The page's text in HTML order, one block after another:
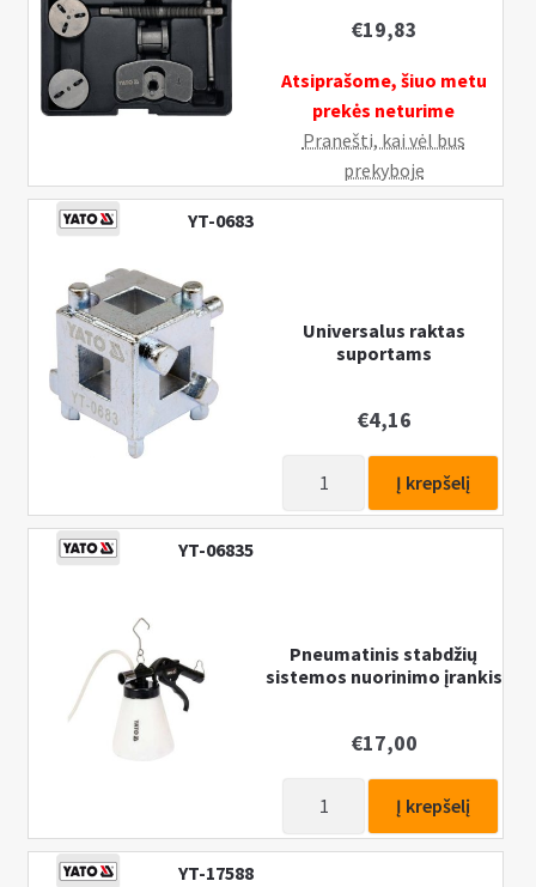
€19,83
Atsiprašome, šiuo metu
prekės neturime
Pranešti, kai vėl bus
prekyboje
YT-0683
Universalus raktas
suportams
€4,16
Universalus
Į krepšelį
YT-06835
Pneumatinis stabdžių
sistemos nuorinimo įrankis
€17,00
Pneumatinis
Į krepšelį
YT-17588